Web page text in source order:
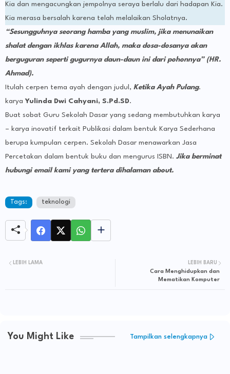
Kia dan mengacungkan jempolnya seraya berlalu dari hadapan Kia.
Kia merasa bersalah karena telah melalaikan Sholatnya.
“Sesungguhnya seorang hamba yang muslim, jika menunaikan
shalat dengan ikhlas karena Allah, maka dosa-dosanya akan
berguguran seperti gugurnya daun-daun ini dari pohonnya” (HR.
Ahmad).
Itulah cerpen tema ayah dengan judul, Ketika Ayah Pulang.
karyaYulinda Dwi Cahyani, S.Pd.SD.
Buat sobat Guru Sekolah Dasar yang sedang membutuhkan karya
– karya inovatif terkait Publikasi dalam bentuk Karya Sederhana
berupa kumpulan cerpen. Sekolah Dasar menawarkan Jasa
Percetakan dalam bentuk buku dan mengurus ISBN. Jika berminat
hubungi email kami yang tertera dihalaman about.
Tags: teknologi
LEBIH BARU
Cara Menghidupkan dan
Mematikan Komputer
LEBIH LAMA
You Might Like Tampilkan selengkapnya